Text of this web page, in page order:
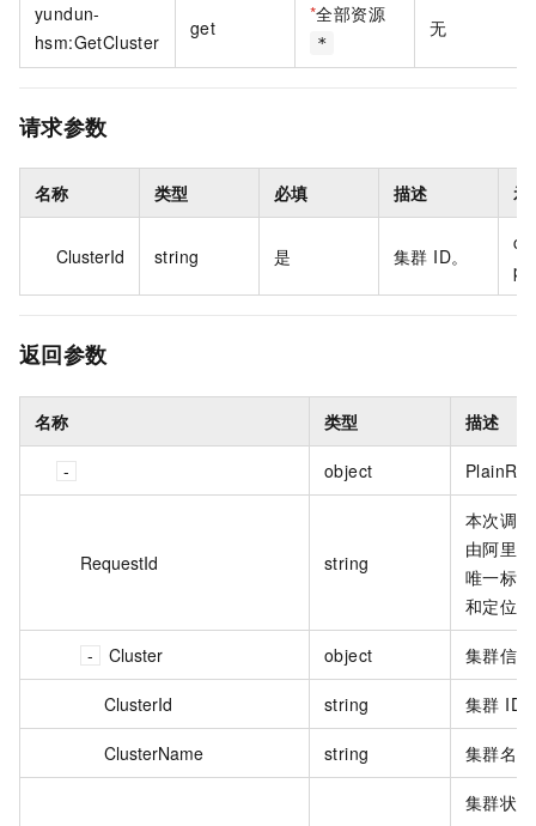
yundun-
hsm:GetCluster
get
*全部资源
*
无
请求参数
名称 类型 必填 描述 示
ClusterId string 是 集群 ID。
返回参数
名称 类型 描述
object
RequestId string
本次调
由阿里
唯一标
和定位
Cluster object 集群信
ClusterId string 集群 ID
ClusterName string 集群名
集群状